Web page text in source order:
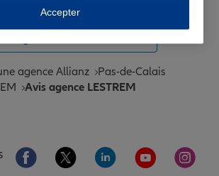
agence Allianz
Pas-de-Calais
Avis agence LESTREM
Aller sur la page Facebook de Allianz
Aller sur la page Twitter de
Aller sur la page
Aller sur la
Aller
Accepter